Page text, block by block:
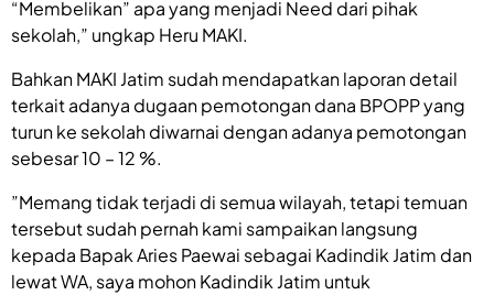
“Membelikan” apa yang menjadi Need dari pihak
sekolah,” ungkap Heru MAKI.
Bahkan MAKI Jatim sudah mendapatkan laporan detail
terkait adanya dugaan pemotongan dana BPOPP yang
turun ke sekolah diwarnai dengan adanya pemotongan
sebesar 10 – 12 %.
”Memang tidak terjadi di semua wilayah, tetapi temuan
tersebut sudah pernah kami sampaikan langsung
kepada Bapak Aries Paewai sebagai Kadindik Jatim dan
lewat WA, saya mohon Kadindik Jatim untuk